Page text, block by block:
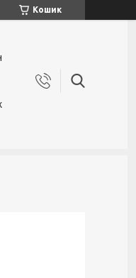
Кошик